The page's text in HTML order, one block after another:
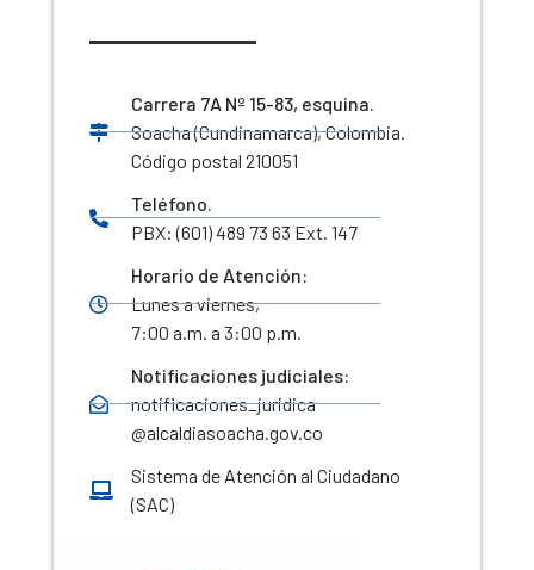
Carrera 7A Nº 15-83, esquina.
Soacha (Cundinamarca), Colombia.
Código postal 210051
Teléfono.
PBX: (601) 489 73 63 Ext. 147
Horario de Atención:
Lunes a viernes,
7:00 a.m. a 3:00 p.m.
Notificaciones judiciales:
notificaciones_juridica
@alcaldiasoacha.gov.co
Sistema de Atención al Ciudadano
(SAC)